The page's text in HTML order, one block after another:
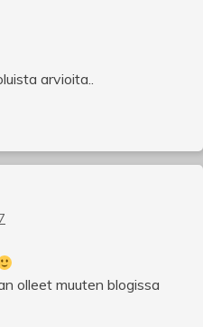
arvioita..
olleet muuten blogissa